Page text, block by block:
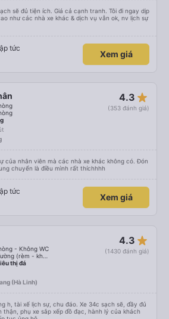
sẽ đủ tiện ích. Giá cả cạnh tranh. Tôi đi ngay dịp
như các nhà xe khác & dịch vụ vẫn ok, nv lịch sự
tức
Xem giá
4.3 star_rate
(353 đánh giá)
của nhân viên mà các nhà xe khác không có. Đón
chuyển là điều mình rất thíchhhh
tức
Xem giá
- Không WC
4.3 star_rate
(1430 đánh giá)
thị đá
(Hà Linh)
h, tài xế lịch sự, chu đáo. Xe 34c sạch sẽ, đầy đủ
thận, phụ xe sắp xếp đồ đạc, hành lý của khách